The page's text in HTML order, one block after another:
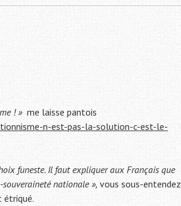
! »me laisse pantois
n-est-pas-la-solution-c-est-le-
funeste. Il faut expliquer aux Français que
nationale », vous sous-entendez
étriqué.